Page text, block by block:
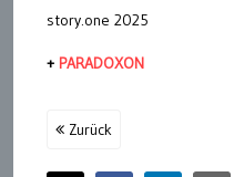
story.one 2025
+ PARADOXON
Zurück